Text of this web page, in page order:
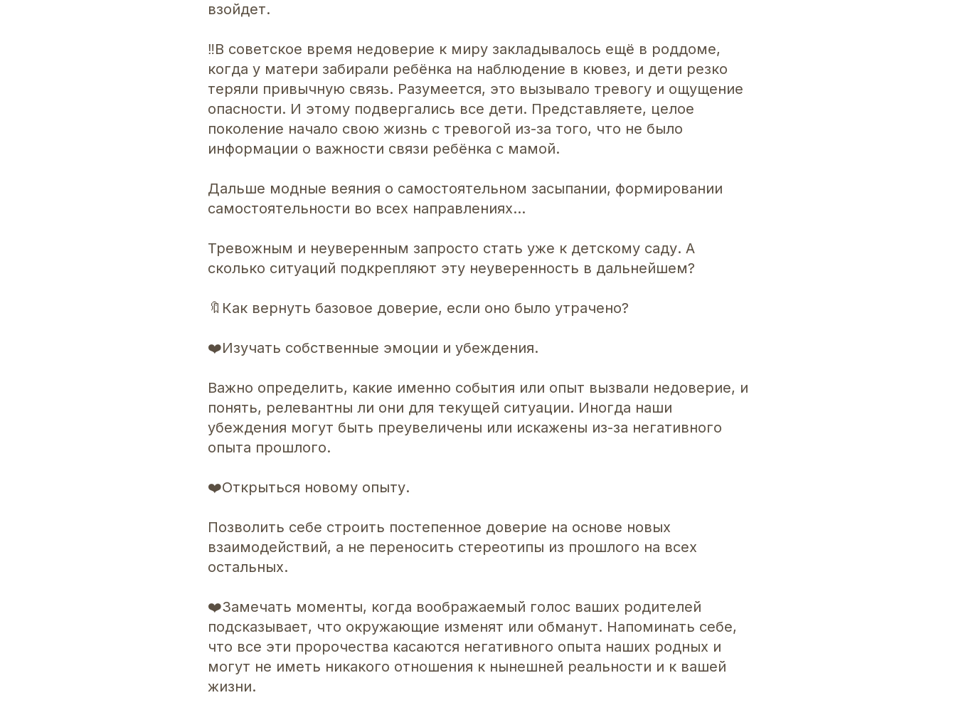
взойдет.
‼️В советское время недоверие к миру закладывалось ещё в роддоме,
когда у матери забирали ребёнка на наблюдение в кювез, и дети резко
теряли привычную связь. Разумеется, это вызывало тревогу и ощущение
опасности. И этому подвергались все дети. Представляете, целое
поколение начало свою жизнь с тревогой из-за того, что не было
информации о важности связи ребёнка с мамой.
Дальше модные веяния о самостоятельном засыпании, формировании
самостоятельности во всех направлениях…
Тревожным и неуверенным запросто стать уже к детскому саду. А
сколько ситуаций подкрепляют эту неуверенность в дальнейшем?
🔖Как вернуть базовое доверие, если оно было утрачено?
❤️Изучать собственные эмоции и убеждения.
Важно определить, какие именно события или опыт вызвали недоверие, и
понять, релевантны ли они для текущей ситуации. Иногда наши
убеждения могут быть преувеличены или искажены из-за негативного
опыта прошлого.
❤️Открыться новому опыту.
Позволить себе строить постепенное доверие на основе новых
взаимодействий, а не переносить стереотипы из прошлого на всех
остальных.
❤️Замечать моменты, когда воображаемый голос ваших родителей
подсказывает, что окружающие изменят или обманут. Напоминать себе,
что все эти пророчества касаются негативного опыта наших родных и
могут не иметь никакого отношения к нынешней реальности и к вашей
жизни.